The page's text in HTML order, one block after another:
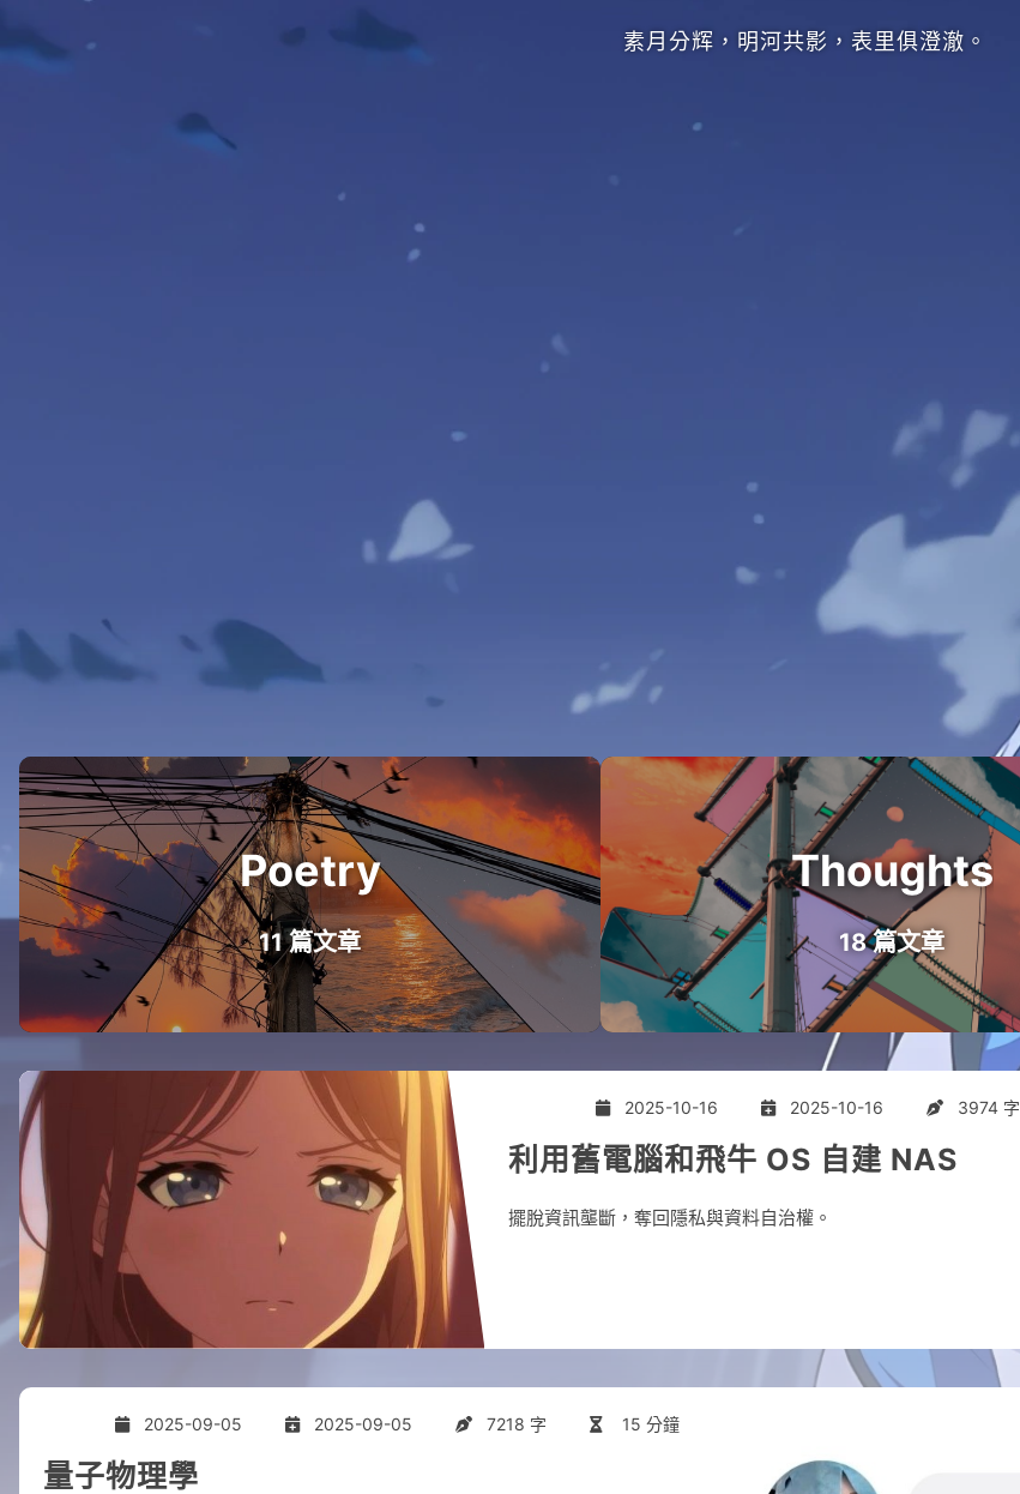
素月分辉，明河共影，表里俱澄澈。
Poetry
11 篇文章
Thoughts
18 篇文章
2025-10-16 2025-10-16 3974 字
利用舊電腦和飛牛 OS 自建 NAS
擺脫資訊壟斷，奪回隱私與資料自治權。
2025-09-05 2025-09-05 7218 字 15 分鐘
量子物理學